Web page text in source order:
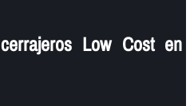
cerrajeros Low Cost en